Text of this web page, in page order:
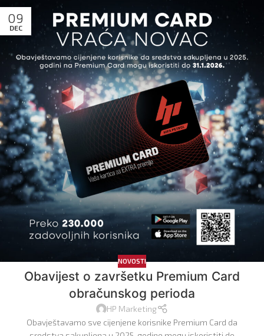
09
DEC
NOVOSTI
Obavijest o završetku Premium Card
obračunskog perioda
HP Marketing
Obavještavamo sve cijenjene korisnike Premium Card da